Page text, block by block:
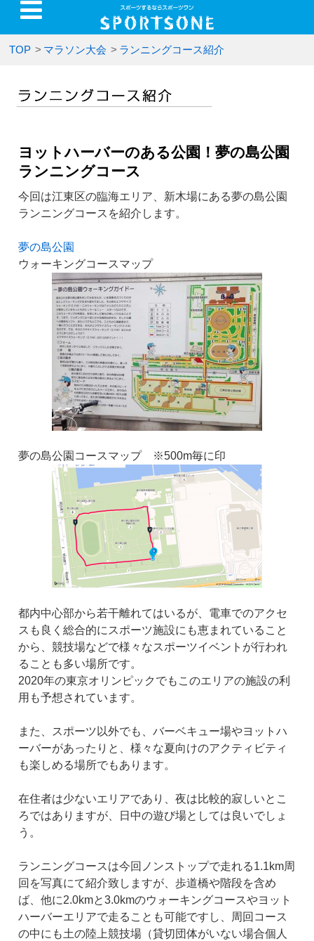
TOP > マラソン大会 > ランニングコース紹介
ヨットハーバーのある公園！夢の島公園
ランニングコース
今回は江東区の臨海エリア、新木場にある夢の島公園
ランニングコースを紹介します。
夢の島公園
ウォーキングコースマップ
夢の島公園コースマップ ※500m毎に印
都内中心部から若干離れてはいるが、電車でのアクセ
スも良く総合的にスポーツ施設にも恵まれていること
から、競技場などで様々なスポーツイベントが行われ
ることも多い場所です。
2020年の東京オリンピックでもこのエリアの施設の利
用も予想されています。
また、スポーツ以外でも、バーベキュー場やヨットハ
ーバーがあったりと、様々な夏向けのアクティビティ
も楽しめる場所でもあります。
在住者は少ないエリアであり、夜は比較的寂しいとこ
ろではありますが、日中の遊び場としては良いでしょ
う。
ランニングコースは今回ノンストップで走れる1.1km周
回を写真にて紹介致しますが、歩道橋や階段を含め
ば、他に2.0kmと3.0kmのウォーキングコースやヨット
ハーバーエリアで走ることも可能ですし、周回コース
の中にも土の陸上競技場（貸切団体がいない場合個人